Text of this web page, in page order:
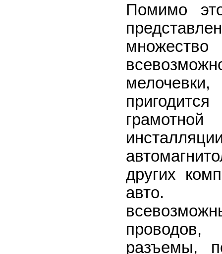
Помимо
множество
грамотной
других
проводов,
разъемы,